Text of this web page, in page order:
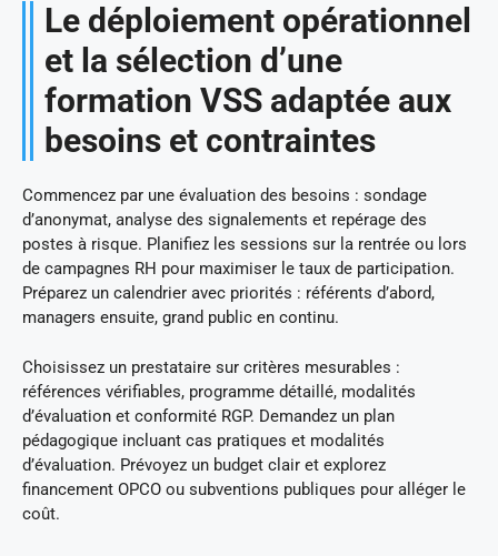
Le déploiement opérationnel
et la sélection d’une
formation VSS adaptée aux
besoins et contraintes
Commencez par une évaluation des besoins : sondage
d’anonymat, analyse des signalements et repérage des
postes à risque. Planifiez les sessions sur la rentrée ou lors
de campagnes RH pour maximiser le taux de participation.
Préparez un calendrier avec priorités : référents d’abord,
managers ensuite, grand public en continu.
Choisissez un prestataire sur critères mesurables :
références vérifiables, programme détaillé, modalités
d’évaluation et conformité RGP. Demandez un plan
pédagogique incluant cas pratiques et modalités
d’évaluation. Prévoyez un budget clair et explorez
financement OPCO ou subventions publiques pour alléger le
coût.